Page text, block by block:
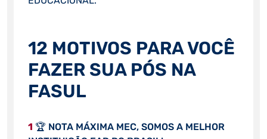
12 MOTIVOS PARA VOCÊ
FAZER SUA PÓS NA
FASUL
1 🏆 NOTA MÁXIMA MEC, SOMOS A MELHOR